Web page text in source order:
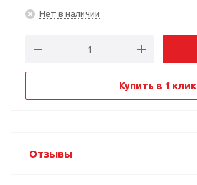
Нет в наличии
Купить в 1 клик
Отзывы